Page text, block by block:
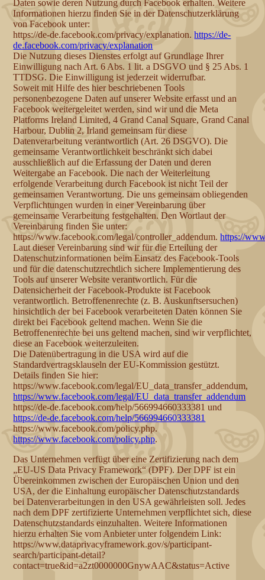
Daten sowie deren Nutzung durch Facebook erhalten. Weitere
Informationen hierzu finden Sie in der Datenschutzerklärung
von Facebook unter:
https://de-de.facebook.com/privacy/explanation.https://de-
de.facebook.com/privacy/explanation
Die Nutzung dieses Dienstes erfolgt auf Grundlage Ihrer
Einwilligung nach Art. 6 Abs. 1 lit. a DSGVO und § 25 Abs. 1
TTDSG. Die Einwilligung ist jederzeit widerrufbar.
Soweit mit Hilfe des hier beschriebenen Tools
personenbezogene Daten auf unserer Website erfasst und an
Facebook weitergeleitet werden, sind wir und die Meta
Platforms Ireland Limited, 4 Grand Canal Square, Grand Canal
Harbour, Dublin 2, Irland gemeinsam für diese
Datenverarbeitung verantwortlich (Art. 26 DSGVO). Die
gemeinsame Verantwortlichkeit beschränkt sich dabei
ausschließlich auf die Erfassung der Daten und deren
Weitergabe an Facebook. Die nach der Weiterleitung
erfolgende Verarbeitung durch Facebook ist nicht Teil der
gemeinsamen Verantwortung. Die uns gemeinsam obliegenden
Verpflichtungen wurden in einer Vereinbarung über
gemeinsame Verarbeitung festgehalten. Den Wortlaut der
Vereinbarung finden Sie unter:
https://www.facebook.com/legal/controller_addendum.https://
Laut dieser Vereinbarung sind wir für die Erteilung der
Datenschutzinformationen beim Einsatz des Facebook-Tools
und für die datenschutzrechtlich sichere Implementierung des
Tools auf unserer Website verantwortlich. Für die
Datensicherheit der Facebook-Produkte ist Facebook
verantwortlich. Betroffenenrechte (z. B. Auskunftsersuchen)
hinsichtlich der bei Facebook verarbeiteten Daten können Sie
direkt bei Facebook geltend machen. Wenn Sie die
Betroffenenrechte bei uns geltend machen, sind wir verpflichtet,
diese an Facebook weiterzuleiten.
Die Datenübertragung in die USA wird auf die
Standardvertragsklauseln der EU-Kommission gestützt.
Details finden Sie hier:
https://www.facebook.com/legal/EU_data_transfer_addendum,
https://www.facebook.com/legal/EU_data_transfer_addendum
https://de-de.facebook.com/help/566994660333381 und
https://de-de.facebook.com/help/566994660333381
https://www.facebook.com/policy.php.
https://www.facebook.com/policy.php.
Das Unternehmen verfügt über eine Zertifizierung nach dem
„EU-US Data Privacy Framework“ (DPF). Der DPF ist ein
Übereinkommen zwischen der Europäischen Union und den
USA, der die Einhaltung europäischer Datenschutzstandards
bei Datenverarbeitungen in den USA gewährleisten soll. Jedes
nach dem DPF zertifizierte Unternehmen verpflichtet sich, diese
Datenschutzstandards einzuhalten. Weitere Informationen
hierzu erhalten Sie vom Anbieter unter folgendem Link:
https://www.dataprivacyframework.gov/s/participant-
search/participant-detail?
contact=true&id=a2zt0000000GnywAAC&status=Active